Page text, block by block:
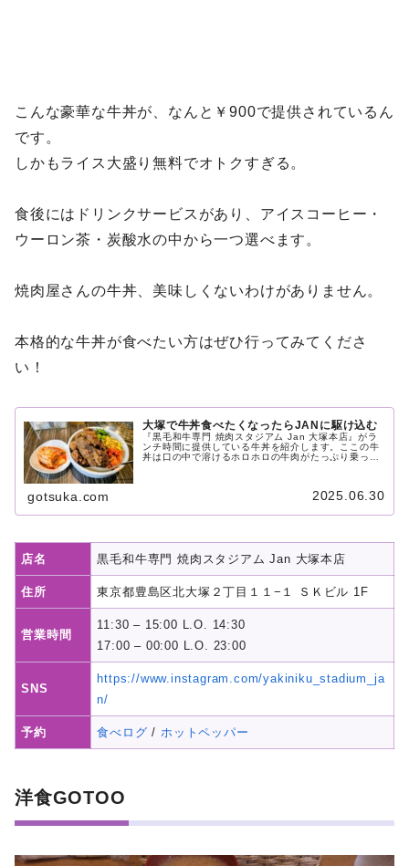
こんな豪華な牛丼が、なんと￥900で提供されているん
です。
しかもライス大盛り無料でオトクすぎる。
食後にはドリンクサービスがあり、アイスコーヒー・
ウーロン茶・炭酸水の中から一つ選べます。
焼肉屋さんの牛丼、美味しくないわけがありません。
本格的な牛丼が食べたい方はぜひ行ってみてくださ
い！
大塚で牛丼食べたくなったらJANに駆け込む
『黒毛和牛専門 焼肉スタジアム Jan 大塚本店』がラ
ンチ時間に提供している牛丼を紹介します。ここの牛
丼は口の中で溶けるホロホロの牛肉がたっぷり乗って
gotsuka.com 2025.06.30
店名 黒毛和牛専門 焼肉スタジアム Jan 大塚本店
住所 東京都豊島区北大塚２丁目１１−１ ＳＫビル 1F
営業時間
11:30 – 15:00 L.O. 14:30
17:00 – 00:00 L.O. 23:00
SNS
https://www.instagram.com/yakiniku_stadium_ja
n/
予約 食べログ / ホットペッパー
洋食GOTOO